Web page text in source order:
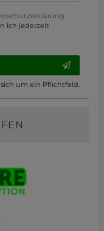
ich jederzeit
um ein Pflichtfeld.